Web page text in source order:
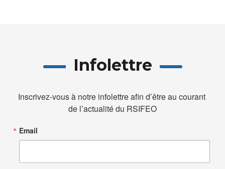
Infolettre
Inscrivez-vous à notre infolettre afin d’être au courant
de l’actualité du RSIFEO
Email